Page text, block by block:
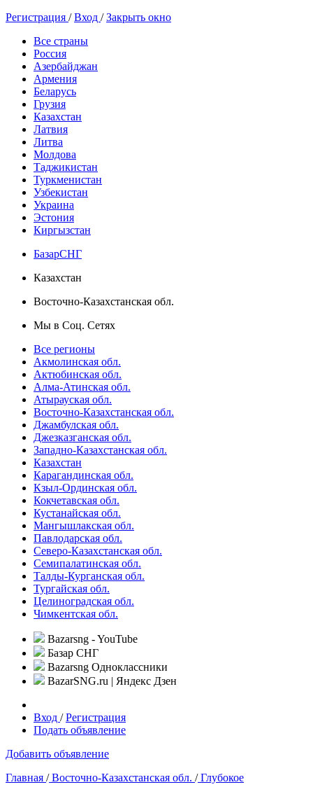
Регистрация /Вход /Закрыть окно
Все страны
Россия
Азербайджан
Армения
Беларусь
Грузия
Казахстан
Латвия
Литва
Молдова
Таджикистан
Туркменистан
Узбекистан
Украина
Эстония
Киргызстан
БазарСНГ
Казахстан
Восточно-Казахстанская обл.
Мы в Соц. Сетях
Все регионы
Акмолинская обл.
Актюбинская обл.
Алма-Атинская обл.
Атырауская обл.
Восточно-Казахстанская обл.
Джамбулская обл.
Джезказганская обл.
Западно-Казахстанская обл.
Казахстан
Карагандинская обл.
Кзыл-Ординская обл.
Кокчетавская обл.
Кустанайская обл.
Мангышлакская обл.
Павлодарская обл.
Северо-Казахстанская обл.
Семипалатинская обл.
Талды-Курганская обл.
Тургайская обл.
Целиноградская обл.
Чимкентская обл.
Bazarsng - YouTube
Базар СНГ
Bazarsng Одноклассники
BazarSNG.ru | Яндекс Дзен
Вход /Регистрация
Подать объявление
Добавить объявление
Главная /Восточно-Казахстанская обл. /Глубокое